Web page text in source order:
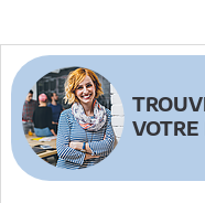
VOTRE